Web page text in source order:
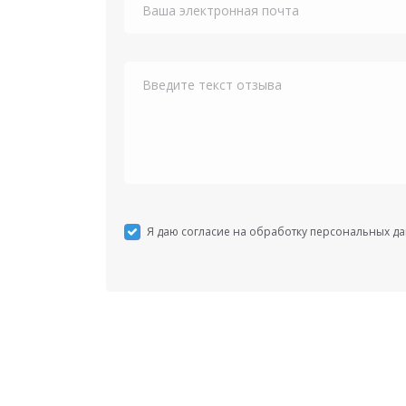
Я даю согласие на обработку персональных